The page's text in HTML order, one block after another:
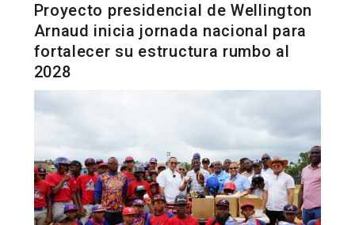
Proyecto presidencial de Wellington
Arnaud inicia jornada nacional para
fortalecer su estructura rumbo al
2028